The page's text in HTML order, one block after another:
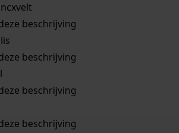
beschrijving
beschrijving
beschrijving
beschrijving